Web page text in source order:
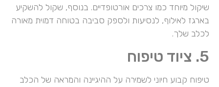
שיקול מיוחד כמו צרכים אורטופדיים. בנוסף, שקול להשקיע
בארגז לאילוף, לנסיעות ולספק סביבה בטוחה דמוית מאורה
לכלב שלך.
5. ציוד טיפוח
טיפוח קבוע חיוני לשמירה על ההיגיינה והמראה של הכלב